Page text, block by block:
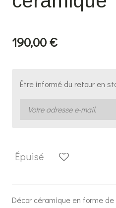
190,00 €
Être informé du retour en
Épuisé
Décor céramique en forme